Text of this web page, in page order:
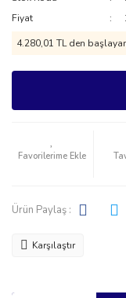
Fiyat
4.280,01 TL den
Ürün Paylaş :
Karşılaştır